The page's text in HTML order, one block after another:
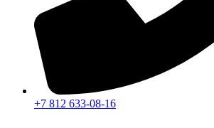
+7 812 633-08-16